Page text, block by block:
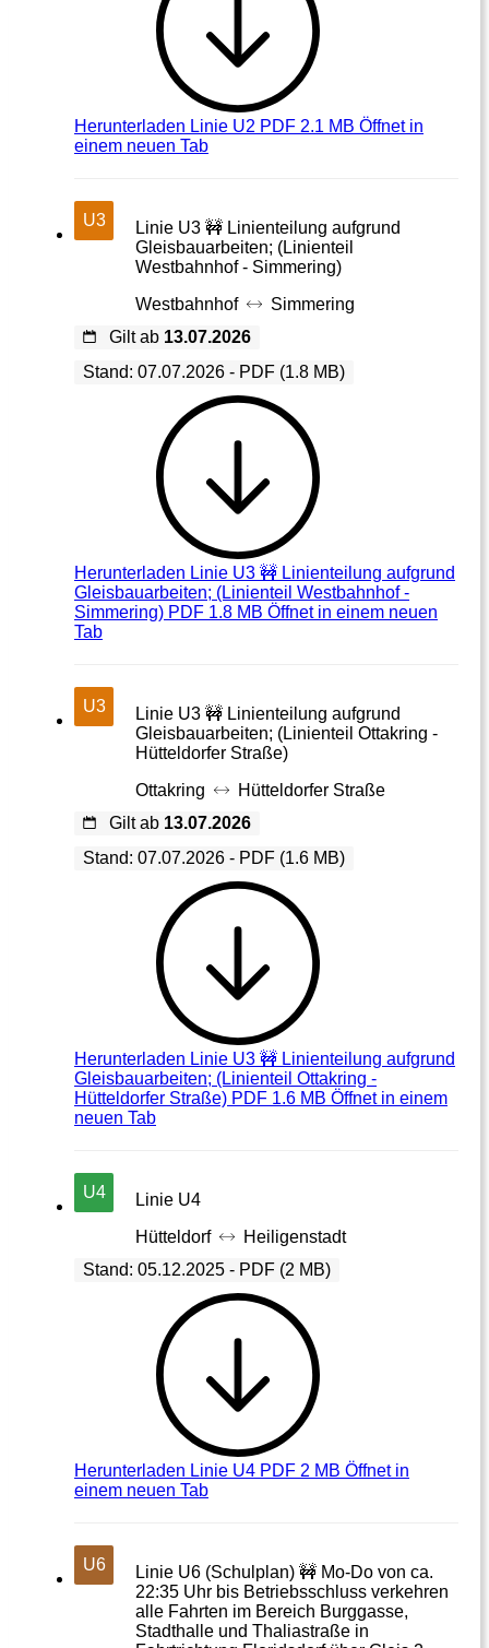
Herunterladen Linie U2 PDF 2.1 MB Öffnet in
einem neuen Tab
U3
Linie U3 🚧 Linienteilung aufgrund
Gleisbauarbeiten; (Linienteil
Westbahnhof - Simmering)
Westbahnhof
Simmering
Gilt ab 13.07.2026
Stand: 07.07.2026 - PDF (1.8 MB)
Herunterladen Linie U3 🚧 Linienteilung aufgrund
Gleisbauarbeiten; (Linienteil Westbahnhof -
Simmering) PDF 1.8 MB Öffnet in einem neuen
Tab
U3
Linie U3 🚧 Linienteilung aufgrund
Gleisbauarbeiten; (Linienteil Ottakring -
Hütteldorfer Straße)
Ottakring
Hütteldorfer Straße
Gilt ab 13.07.2026
Stand: 07.07.2026 - PDF (1.6 MB)
Herunterladen Linie U3 🚧 Linienteilung aufgrund
Gleisbauarbeiten; (Linienteil Ottakring -
Hütteldorfer Straße) PDF 1.6 MB Öffnet in einem
neuen Tab
U4
Linie U4
Hütteldorf
Heiligenstadt
Stand: 05.12.2025 - PDF (2 MB)
Herunterladen Linie U4 PDF 2 MB Öffnet in
einem neuen Tab
U6
Linie U6 (Schulplan) 🚧 Mo-Do von ca.
22:35 Uhr bis Betriebsschluss verkehren
alle Fahrten im Bereich Burggasse,
Stadthalle und Thaliastraße in